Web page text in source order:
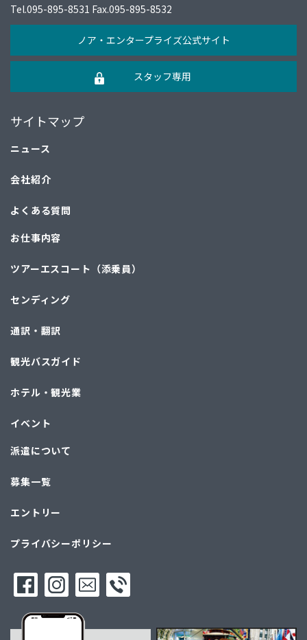
Tel.095-895-8531 Fax.095-895-8532
ノア・エンタープライズ公式サイト
スタッフ専用
サイトマップ
ニュース
会社紹介
よくある質問
お仕事内容
ツアーエスコート（添乗員）
センディング
通訳・翻訳
観光バスガイド
ホテル・観光業
イベント
派遣について
募集一覧
エントリー
プライバシーポリシー